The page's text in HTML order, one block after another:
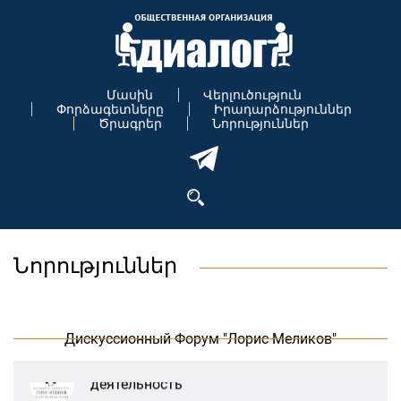
Մասին
Վերլուծություն
Փորձագետները
Իրադարձություններ
Ծրագրեր
Նորություններ
Նորություններ
Дискуссионный Форум "Лорис Меликов"
В Москве прошло заседание
дискуссионного форума «Лорис
деятельность